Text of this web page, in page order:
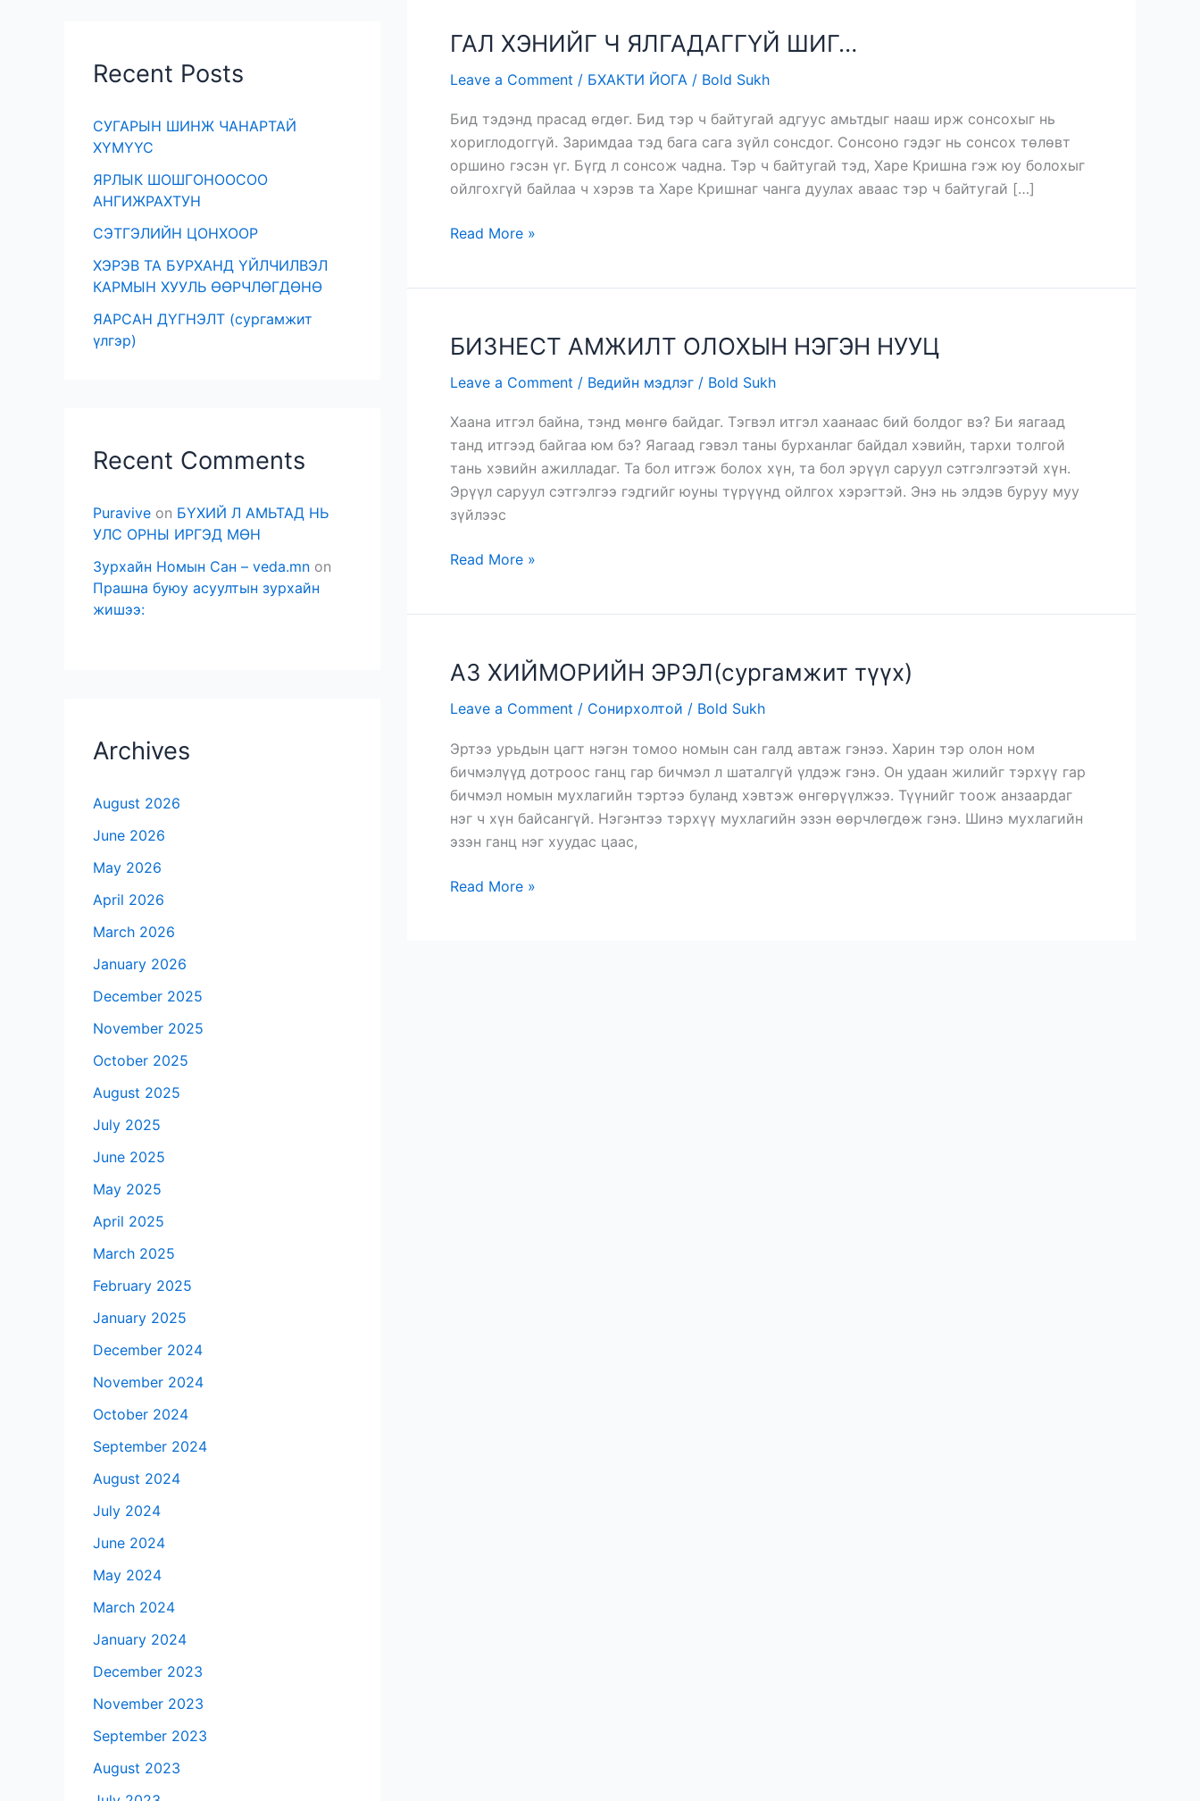
Recent Posts
СУГАРЫН ШИНЖ ЧАНАРТАЙ
ХҮМҮҮС
ЯРЛЫК ШОШГОНООСОО
АНГИЖРАХТУН
СЭТГЭЛИЙН ЦОНХООР
ХЭРЭВ ТА БУРХАНД ҮЙЛЧИЛВЭЛ
КАРМЫН ХУУЛЬ ӨӨРЧЛӨГДӨНӨ
ЯАРСАН ДҮГНЭЛТ (сургамжит
үлгэр)
Recent Comments
Puravive on БҮХИЙ Л АМЬТАД НЬ
УЛС ОРНЫ ИРГЭД МӨН
Зурхайн Номын Сан – veda.mn on
Прашна буюу асуултын зурхайн
жишээ:
Archives
August 2026
June 2026
May 2026
April 2026
March 2026
January 2026
December 2025
November 2025
October 2025
August 2025
July 2025
June 2025
May 2025
April 2025
March 2025
February 2025
January 2025
December 2024
November 2024
October 2024
September 2024
August 2024
July 2024
June 2024
May 2024
March 2024
January 2024
December 2023
November 2023
September 2023
August 2023
ГАЛ ХЭНИЙГ Ч ЯЛГАДАГГҮЙ ШИГ…
Leave a Comment / БХАКТИ ЙОГА / Bold Sukh
Бид тэдэнд прасад өгдөг. Бид тэр ч байтугай адгуус амьтдыг нааш ирж сонсохыг нь
хориглодоггүй. Заримдаа тэд бага сага зүйл сонсдог. Сонсоно гэдэг нь сонсох төлөвт
оршино гэсэн үг. Бүгд л сонсож чадна. Тэр ч байтугай тэд, Харе Кришна гэж юу болохыг
ойлгохгүй байлаа ч хэрэв та Харе Кришнаг чанга дуулах аваас тэр ч байтугай […]
ГАЛ
Ч
ЯЛГАДАГГҮЙ
ШИГ…
Read More »
БИЗНЕСТ АМЖИЛТ ОЛОХЫН НЭГЭН НУУЦ
Leave a Comment / Ведийн мэдлэг / Bold Sukh
Хаана итгэл байна, тэнд мөнгө байдаг. Тэгвэл итгэл хаанаас бий болдог вэ? Би яагаад
танд итгээд байгаа юм бэ? Яагаад гэвэл таны бурханлаг байдал хэвийн, тархи толгой
тань хэвийн ажилладаг. Та бол итгэж болох хүн, та бол эрүүл саруул сэтгэлгээтэй хүн.
Эрүүл саруул сэтгэлгээ гэдгийг юуны түрүүнд ойлгох хэрэгтэй. Энэ нь элдэв буруу муу
зүйлээс
БИЗНЕСТ
ОЛОХЫН
НЭГЭН
Read More »
АЗ ХИЙМОРИЙН ЭРЭЛ(сургамжит түүх)
Leave a Comment / Сонирхолтой / Bold Sukh
Эртээ урьдын цагт нэгэн томоо номын сан галд автаж гэнээ. Харин тэр олон ном
бичмэлүүд дотроос ганц гар бичмэл л шаталгүй үлдэж гэнэ. Он удаан жилийг тэрхүү гар
бичмэл номын мухлагийн тэртээ буланд хэвтэж өнгөрүүлжээ. Түүнийг тоож анзаардаг
нэг ч хүн байсангүй. Нэгэнтээ тэрхүү мухлагийн эзэн өөрчлөгдөж гэнэ. Шинэ мухлагийн
эзэн ганц нэг хуудас цаас,
АЗ
ЭРЭЛ(сургамжит
Read More »